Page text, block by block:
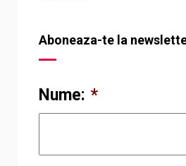
Aboneaza-te la
Nume: *